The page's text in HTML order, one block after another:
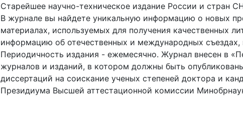
Старейшее научно-техническое издание России и стран
В журнале вы найдете уникальную информацию о новых
материалах, используемых для получения качественных
информацию об отечественных и международных съездах,
Периодичность издания - ежемесячно. Журнал внесен в
журналов и изданий, в котором должны быть
диссертаций на соискание ученых степеней доктора и
Президиума Высшей аттестационной комиссии